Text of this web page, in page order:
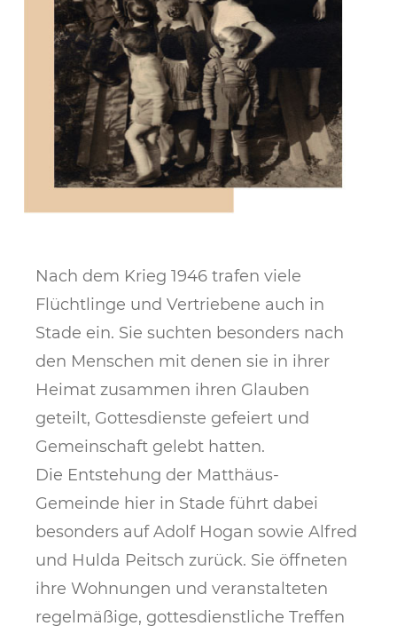
Nach dem Krieg 1946 trafen viele
Flüchtlinge und Vertriebene auch in
Stade ein. Sie suchten besonders nach
den Menschen mit denen sie in ihrer
Heimat zusammen ihren Glauben
geteilt, Gottesdienste gefeiert und
Gemeinschaft gelebt hatten.
Die Entstehung der Matthäus-
Gemeinde hier in Stade führt dabei
besonders auf Adolf Hogan sowie Alfred
und Hulda Peitsch zurück. Sie öffneten
ihre Wohnungen und veranstalteten
regelmäßige, gottesdienstliche Treffen